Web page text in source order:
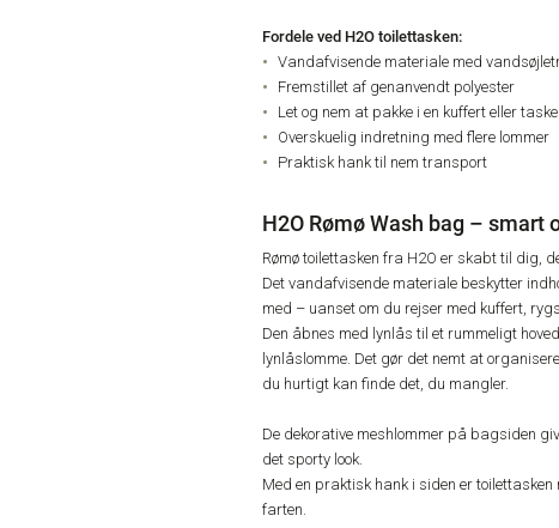
Fordele ved H2O toilettasken:
Vandafvisende materiale med
Fremstillet af genanvendt polyester
Let og nem at pakke i en kuffert eller taske
Overskuelig indretning med flere lommer
Praktisk hank til nem transport
H2O Rømø Wash bag – smart
Rømø toilettasken fra H2O er skabt til dig,
Det vandafvisende materiale beskytter
med – uanset om du rejser med kuffert,
Den åbnes med lynlås til et rummeligt
lynlåslomme. Det gør det nemt at
du hurtigt kan finde det, du mangler.
De dekorative meshlommer på bagsiden
det sporty look.
Med en praktisk hank i siden er
farten.